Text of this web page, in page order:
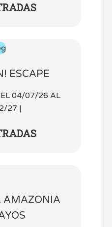
ESCAPE
04/07/26 AL
27 |
AMAZONIA